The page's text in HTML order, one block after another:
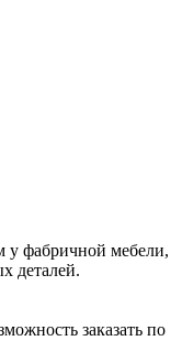
у фабричной мебели,
деталей.
заказать по